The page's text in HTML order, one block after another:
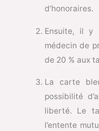
d’honoraires.
Ensuite, il y
médecin de
de 20 % aux
La carte
possibilité
liberté. Le
l’entente